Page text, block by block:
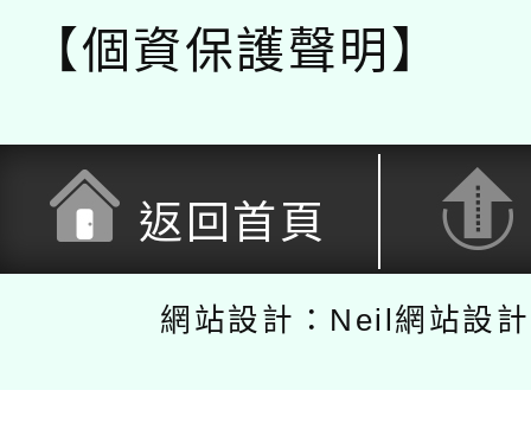
【個資保護聲明】
返回首頁
網站設計：Neil網站設